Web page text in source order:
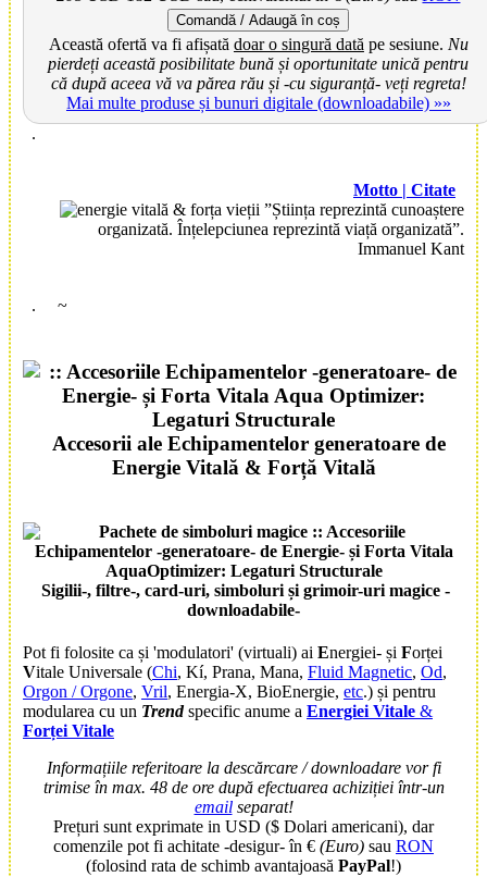
Comandă / Adaugă în coș
Această ofertă va fi afișată doar o singură dată pe sesiune. Nu
pierdeți această posibilitate bună și oportunitate unică pentru
că după aceea vă va părea rău și -cu siguranță- veți regreta!
Mai multe produse și bunuri digitale (downloadabile) »»
.
Motto | Citate
”Știința reprezintă cunoaștere
organizată. Înțelepciunea reprezintă viață organizată”.
Immanuel Kant
. ~
Accesorii ale Echipamentelor generatoare de
Energie Vitală & Forță Vitală
Sigilii-, filtre-, card-uri, simboluri și grimoir-uri magice -
downloadabile-
Pot fi folosite ca și 'modulatori' (virtuali) ai Energiei- și Forței
Vitale Universale (Chi, Kí, Prana, Mana, Fluid Magnetic, Od,
Orgon / Orgone, Vril, Energia-X, BioEnergie, etc.) și pentru
modularea cu un Trendspecific anume a Energiei Vitale &
Forței Vitale
Informațiile referitoare la descărcare / downloadare vor fi
trimise în max. 48 de ore după efectuarea achiziției într-un
emailseparat!
Prețuri sunt exprimate in USD ($ Dolari americani), dar
comenzile pot fi achitate -desigur- în € (Euro) sau RON
(folosind rata de schimb avantajoasă PayPal!)